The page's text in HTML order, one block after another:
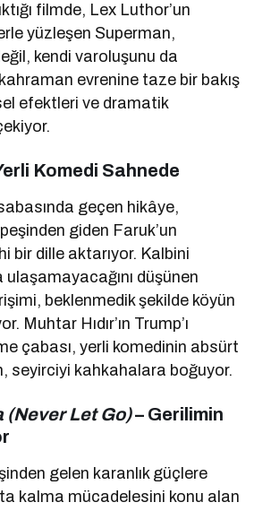
filmde, Lex Luthor’un
yüzleşen Superman,
kendi varoluşunu da
evrenine taze bir bakış
efektleri ve dramatik
Komedi Sahnede
geçen hikâye,
giden Faruk’un
bir dille aktarıyor. Kalbini
ulaşamayacağını düşünen
beklenmedik şekilde köyün
Muhtar Hıdır’ın Trump’ı
çabası, yerli komedinin absürt
seyirciyi kahkahalara boğuyor.
(Never Let Go)– Gerilimin
gelen karanlık güçlere
kalma mücadelesini konu alan